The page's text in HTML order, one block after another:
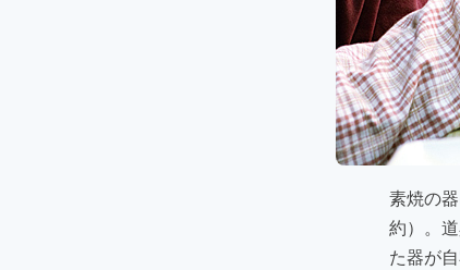
素焼の
約）。
た器が